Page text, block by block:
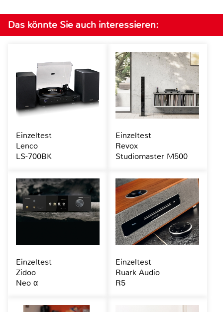
Das könnte Sie auch interessieren:
Einzeltest
Lenco
LS-700BK
Einzeltest
Revox
Studiomaster M500
Einzeltest
Zidoo
Neo α
Einzeltest
Ruark Audio
R5